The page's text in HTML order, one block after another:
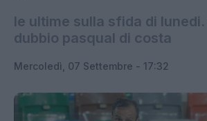
le ultime sulla sfida di
dubbio pasqual di costa
Mercoledì, 07 Settembre - 17:32